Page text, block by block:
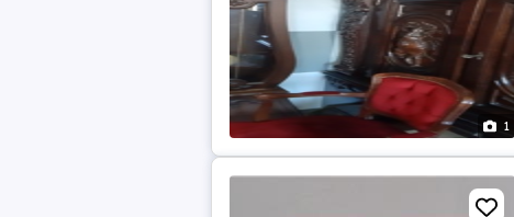
1